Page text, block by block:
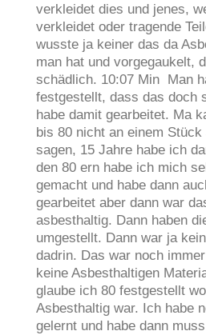
verkleidet dies und jenes,
verkleidet oder tragende
wusste ja keiner das da
man hat und vorgegaukelt,
schädlich. 10:07 Min Man
festgestellt, dass das doch
habe damit gearbeitet. Ma
bis 80 nicht an einem
sagen, 15 Jahre habe ich
den 80 ern habe ich mich
gemacht und habe dann
gearbeitet aber dann war
asbesthaltig. Dann haben
umgestellt. Dann war ja
dadrin. Das war noch
keine Asbesthaltigen
glaube ich 80 festgestellt
Asbesthaltig war. Ich habe
gelernt und habe dann